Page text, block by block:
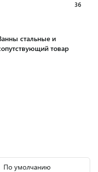
стальные и
товар
36